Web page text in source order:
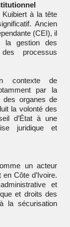
Kuibiert à la tête
Ancien
(CEI), il
la gestion des
processus
contexte de
par la
des organes de
la volonté des
d’État à une
juridique et
un acteur
Côte d’Ivoire.
et
et droits des
la sécurisation